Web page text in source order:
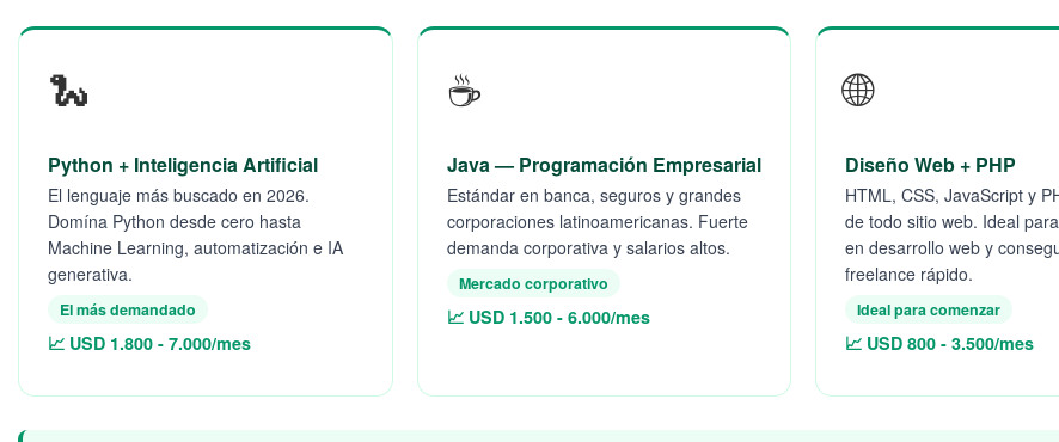
🐍
Python + Inteligencia Artificial
El lenguaje más buscado en 2026.
Domína Python desde cero hasta
Machine Learning, automatización e IA
generativa.
El más demandado
📈 USD 1.800 - 7.000/mes
☕
Java — Programación Empresarial
Estándar en banca, seguros y grandes
corporaciones latinoamericanas. Fuerte
demanda corporativa y salarios altos.
Mercado corporativo
📈 USD 1.500 - 6.000/mes
🌐
Diseño Web + PHP
HTML, CSS, JavaScript y
de todo sitio web. Ideal
en desarrollo web y
freelance rápido.
Ideal para comenzar
📈 USD 800 - 3.500/mes